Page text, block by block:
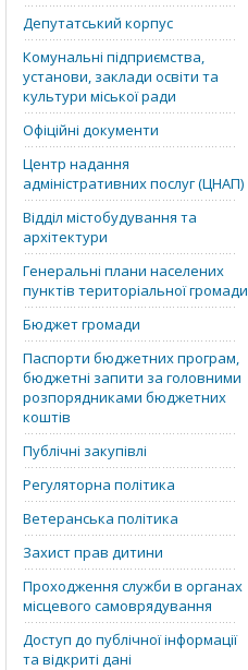
Депутатський корпус
Комунальні підприємства,
установи, заклади освіти та
культури міської ради
Офіційні документи
Центр надання
адміністративних послуг (ЦНАП)
Відділ містобудування та
архітектури
Генеральні плани населених
пунктів територіальної громади
Бюджет громади
Паспорти бюджетних програм,
бюджетні запити за головними
розпорядниками бюджетних
коштів
Публічні закупівлі
Регуляторна політика
Ветеранська політика
Захист прав дитини
Проходження служби в органах
місцевого самоврядування
Доступ до публічної інформації
та відкриті дані